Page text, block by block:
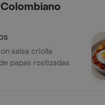
salsa criolla
papas rostizadas.